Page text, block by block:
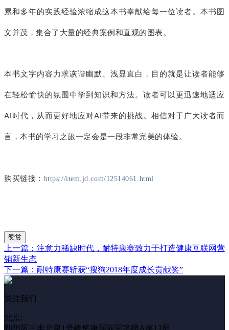
累和多年的实践经验浓缩成这本书奉献给每一位读者。本书图
文并茂，集合了大量的经典案例和直观的图表。
本书文字内容力求诙谐幽默、浅显直白，目的就是让读者能够
在轻松愉快的氛围中学到知识和方法。读者可以更迅速地适应
AI时代，从而更好地应对AI带来的挑战。相信对于广大读者而
言，本书的学习之旅一定会是一段非常完美的体验。
购买链接： https://item.jd.com/12514061.html
赞赏
上一篇：注意力稀缺时代，耐特康赛致力于打造健康互联网营
销新生态
下一篇：耐特康赛斩获“搜狗2018年度成长贡献奖”
关注我们
北京:
朝阳区三丰北里1号楼悠唐国际写字楼A座13层